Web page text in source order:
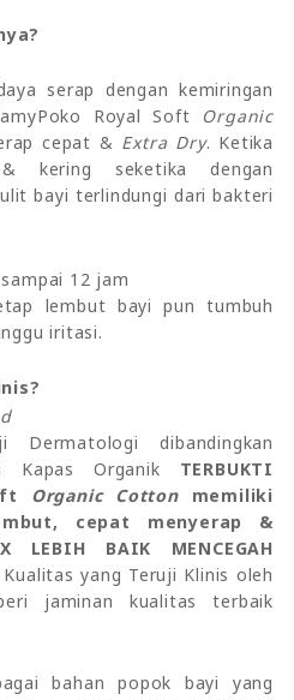
serap dengan kemiringan
Royal Soft Organic
cepat & Extra Dry. Ketika
kering seketika dengan
bayi terlindungi dari bakteri
12 jam
lembut bayi pun tumbuh
iritasi.
Dermatologi dibandingkan
Kapas Organik TERBUKTI
Organic Cottonmemiliki
cepat menyerap &
LEBIH BAIK MENCEGAH
Kualitas yang Teruji Klinis oleh
jaminan kualitas terbaik
bahan popok bayi yang